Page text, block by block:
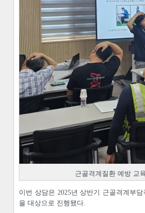
근골격계질환 예방 교
이번 상담은 2025년 상반기 근골격계부
을 대상으로 진행됐다.